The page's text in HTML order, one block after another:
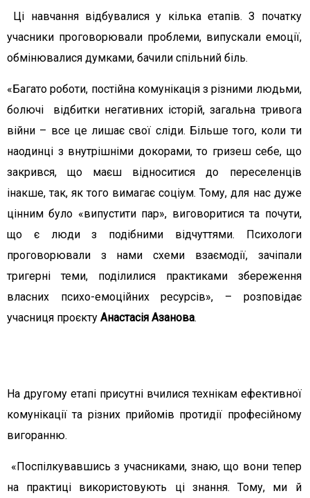
Ці навчання відбувалися у кілька етапів. З початку
учасники проговорювали проблеми, випускали емоції,
обмінювалися думками, бачили спільний біль.
«Багато роботи, постійна комунікація з різними людьми,
болючі відбитки негативних історій, загальна тривога
війни – все це лишає свої сліди. Більше того, коли ти
наодинці з внутрішніми докорами, то гризеш себе, що
закрився, що маєш відноситися до переселенців
інакше, так, як того вимагає соціум. Тому, для нас дуже
цінним було «випустити пар», виговоритися та почути,
що є люди з подібними відчуттями. Психологи
проговорювали з нами схеми взаємодії, зачіпали
тригерні теми, поділилися практиками збереження
власних психо-емоційних ресурсів», – розповідає
учасниця проєкту Анастасія Азанова.
На другому етапі присутні вчилися технікам ефективної
комунікації та різних прийомів протидії професійному
вигоранню.
«Поспілкувавшись з учасниками, знаю, що вони тепер
на практиці використовують ці знання. Тому, ми й